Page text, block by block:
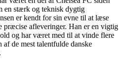
en stærk og teknisk dygtig
er kendt for sin evne til at læse
præcise afleveringer. Han er en vigtig
og har været med til at vinde flere
af ​​de mest talentfulde danske